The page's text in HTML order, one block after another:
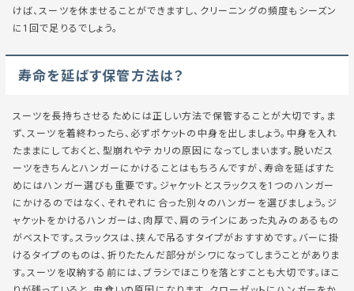
けば、スーツを休ませることができますし、クリーニングの頻度もシーズン
に1回で足りるでしょう。
寿命を延ばす保管方法は？
スーツを長持ちさせるためには正しい方法で保管することが大切です。ま
ず、スーツを着終わったら、必ずポケットの中身を出しましょう。中身を入れ
たままにしておくと、型崩れやテカリの原因になってしまいます。脱いだス
ーツをきちんとハンガーにかけることはもちろんですが、寿命を延ばすた
めにはハンガー選びも重要です。ジャケットとスラックスを1つのハンガー
にかけるのではなく、それぞれに合った別々のハンガーを選びましょう。ジ
ャケットをかけるハンガーは、肉厚で、肩のラインにあった丸みのあるもの
がベストです。スラックスは、挟んで吊るすタイプがおすすめです。バーに掛
けるタイプのものは、折りたたんだ部分がシワになってしまうことがありま
す。スーツを収納する前には、ブラシでほこりを落とすことも大切です。ほこ